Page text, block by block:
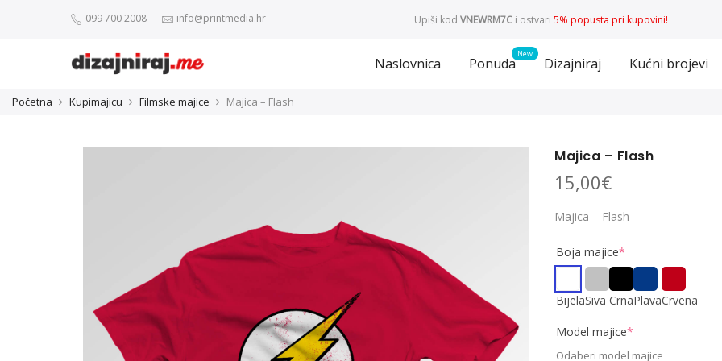
099 700 2008 info@printmedia.hr Upiši kodVNEWRM7C i ostvari5% popusta pri kupovini!
Naslovnica Ponuda Dizajniraj Kućni brojevi
Početna Kupimajicu Filmske majice Majica – Flash
Majica – Flash
15,00€
Majica – Flash
Boja majice*
BijelaSiva CrnaPlavaCrvena
Model majice*
Odaberi model majice